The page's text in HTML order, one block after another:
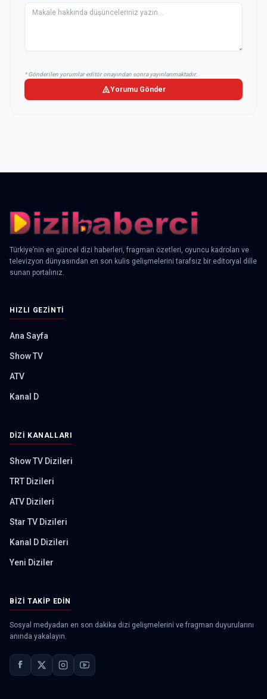
* Gönderilen yorumlar editör onayından sonra yayınlanmaktadır.
Yorumu Gönder
Türkiye’nin en güncel dizi haberleri, fragman özetleri, oyuncu kadroları ve
televizyon dünyasından en son kulis gelişmelerini tarafsız bir editoryal dille
sunan portalınız.
HIZLI GEZINTI
Ana Sayfa
Show TV
ATV
Kanal D
DIZI KANALLARI
Show TV Dizileri
TRT Dizileri
ATV Dizileri
Star TV Dizileri
Kanal D Dizileri
Yeni Diziler
BIZI TAKIP EDIN
Sosyal medyadan en son dakika dizi gelişmelerini ve fragman duyurularını
anında yakalayın.